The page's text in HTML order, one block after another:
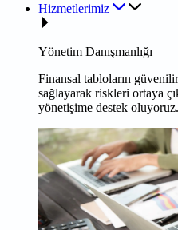
Hizmetlerimiz
Yönetim Danışmanlığı
Finansal tabloların
sağlayarak riskleri ortaya
yönetişime destek oluyoruz.